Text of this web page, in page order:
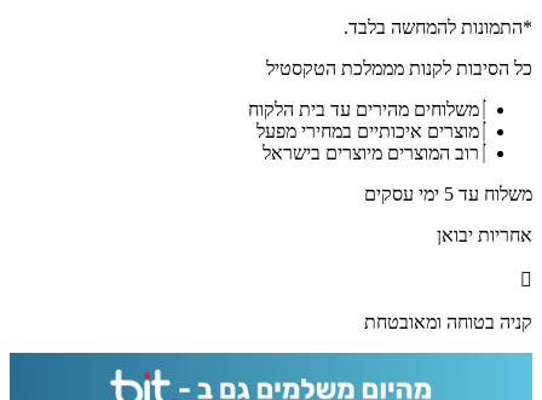
תמונה
אוהל
להדפסה
קנבס
זכוכית
*התמונות להמחשה בלבד.
כל הסיבות לקנות מממלכת הטקסטיל
משלוחים מהירים עד בית הלקוח
מוצרים איכותיים במחירי מפעל
רוב המוצרים מיוצרים בישראל
משלוח עד 5 ימי עסקים
אחריות יבואן
קניה בטוחה ומאובטחת